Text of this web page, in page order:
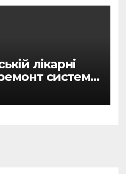
лікарні
системи